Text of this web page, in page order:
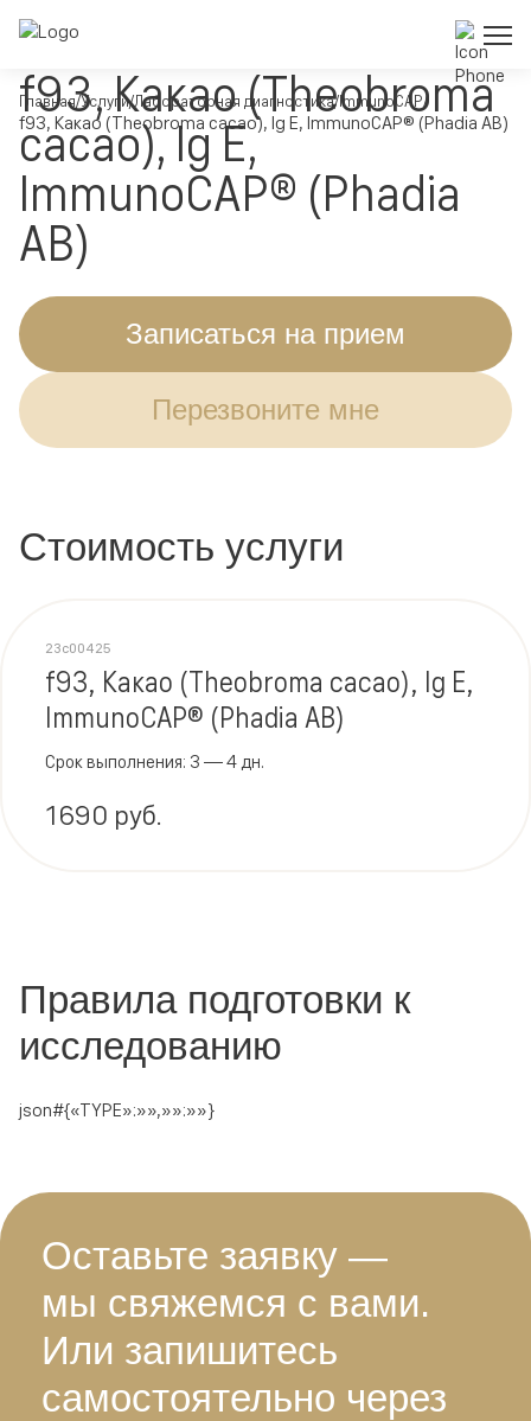
Главная Услуги Лабораторная диагностика ImmunoCAP
f93, Какао (Theobroma cacao), Ig E, ImmunoCAP® (Phadia AB)
f93, Какао (Theobroma
cacao), Ig E,
ImmunoCAP® (Phadia
AB)
Записаться на прием
Перезвоните мне
Стоимость услуги
f93, Какао (Theobroma cacao), Ig E,
ImmunoCAP® (Phadia AB)
23c00425
1690 руб.
Срок выполнения: 3 — 4 дн.
Правила подготовки к
исследованию
json#{«TYPE»:»»,»»:»»}
Оставьте заявку —
мы свяжемся с вами.
Или запишитесь
самостоятельно через